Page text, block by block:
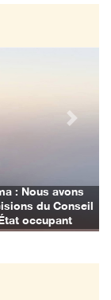
...
...
...
: Nous avons
du Conseil
occupant
Next